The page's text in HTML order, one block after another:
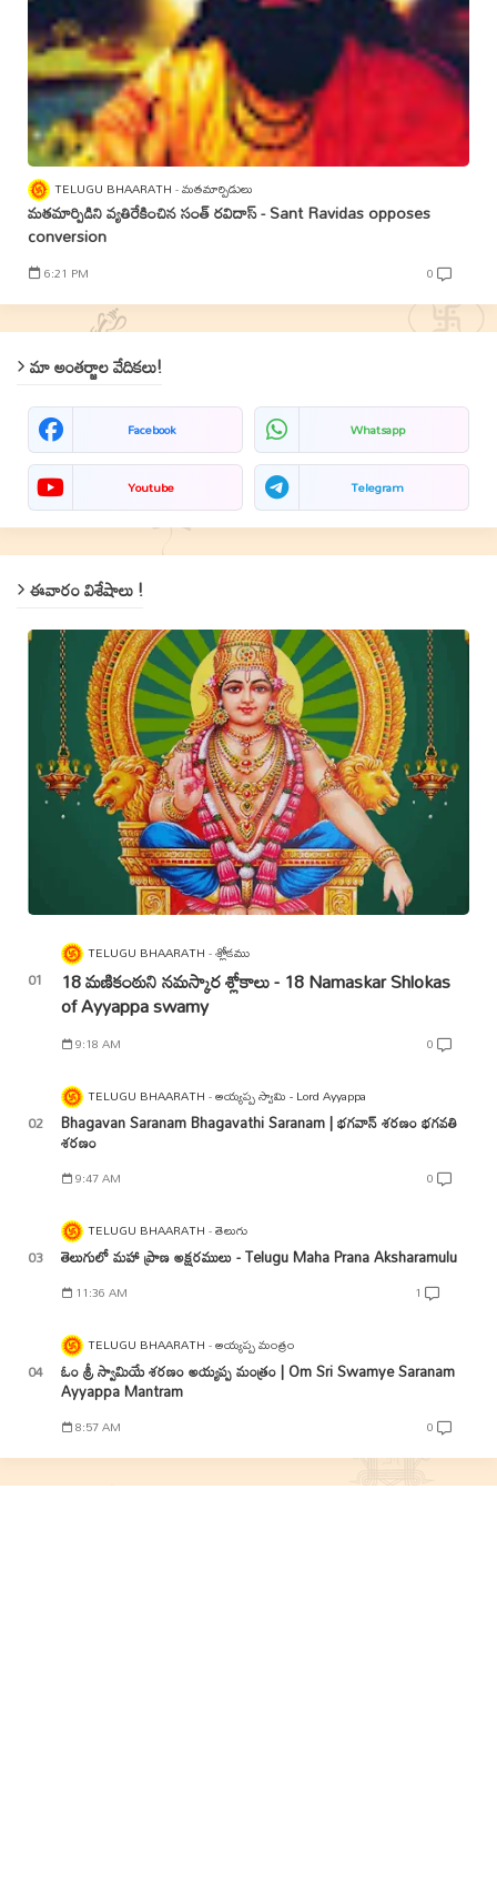
TELUGU BHAARATH మతమార్పిడులు
మతమార్పిడిని వ్యతిరేకించిన సంత్‌ రవిదాస్‌ - Sant Ravidas opposes
conversion
6:21 PM 0
మా అంతర్జాల వేదికలు!
Facebook Whatsapp
Youtube Telegram
ఈవారం విశేషాలు !
TELUGU BHAARATH శ్లోకము
18 మణికంఠుని నమస్కార శ్లోకాలు - 18 Namaskar Shlokas
of Ayyappa swamy
9:18 AM 0
TELUGU BHAARATH అయ్యప్ప స్వామి - Lord Ayyappa
Bhagavan Saranam Bhagavathi Saranam | భగవాన్ శరణం భగవతి
శరణం
9:47 AM 0
TELUGU BHAARATH తెలుగు
తెలుగులో మహా ప్రాణ అక్షరములు - Telugu Maha Prana Aksharamulu
11:36 AM 1
TELUGU BHAARATH అయ్యప్ప మంత్రం
ఓం శ్రీ స్వామియే శరణం అయ్యప్ప మంత్రం | Om Sri Swamye Saranam
Ayyappa Mantram
8:57 AM 0